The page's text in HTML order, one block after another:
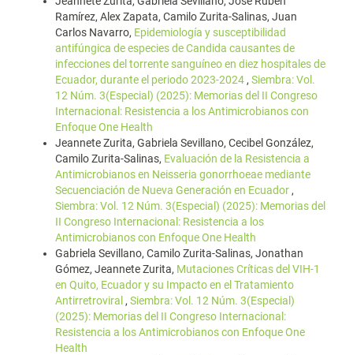
Ramírez, Alex Zapata, Camilo Zurita-Salinas, Juan
Carlos Navarro, Epidemiología y susceptibilidad
antifúngica de especies de Candida causantes de
infecciones del torrente sanguíneo en diez hospitales de
Ecuador, durante el periodo 2023-2024 , Siembra: Vol.
12 Núm. 3(Especial) (2025): Memorias del II Congreso
Internacional: Resistencia a los Antimicrobianos con
Enfoque One Health
Jeannete Zurita, Gabriela Sevillano, Cecibel González,
Camilo Zurita-Salinas, Evaluación de la Resistencia a
Antimicrobianos en Neisseria gonorrhoeae mediante
Secuenciación de Nueva Generación en Ecuador ,
Siembra: Vol. 12 Núm. 3(Especial) (2025): Memorias del
II Congreso Internacional: Resistencia a los
Antimicrobianos con Enfoque One Health
Gabriela Sevillano, Camilo Zurita-Salinas, Jonathan
Gómez, Jeannete Zurita, Mutaciones Críticas del VIH-1
en Quito, Ecuador y su Impacto en el Tratamiento
Antirretroviral , Siembra: Vol. 12 Núm. 3(Especial)
(2025): Memorias del II Congreso Internacional:
Resistencia a los Antimicrobianos con Enfoque One
Health